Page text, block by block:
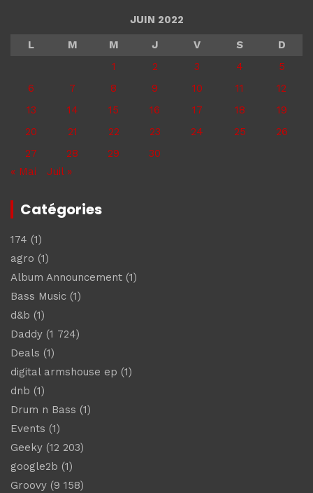
JUIN 2022
L
M M J V S
D
1
2 3 4
5
6
7 8 9 10 11
12
13
14 15 16 17 18
19
20
21 22 23 24 25
26
27
28 29
30
« Mai
Juil »
Catégories
174 (1)
agro (1)
Album Announcement (1)
Bass Music (1)
d&b (1)
Daddy (1 724)
Deals (1)
digital armshouse ep (1)
dnb (1)
Drum n Bass (1)
Events (1)
Geeky (12 203)
google2b (1)
Groovy (9 158)